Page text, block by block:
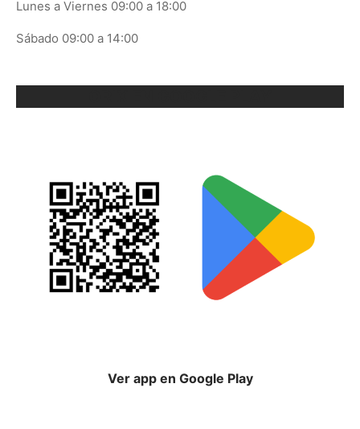
Lunes a Viernes 09:00 a 18:00
Sábado 09:00 a 14:00
Ver app en Google Play